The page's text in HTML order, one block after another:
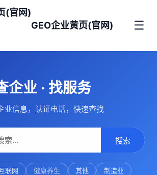
GEO企业黄页(官网) ☰
企业 · 找服务
业信息，认证电话，快速查找
搜索
联网 健康养生 其他
制造业